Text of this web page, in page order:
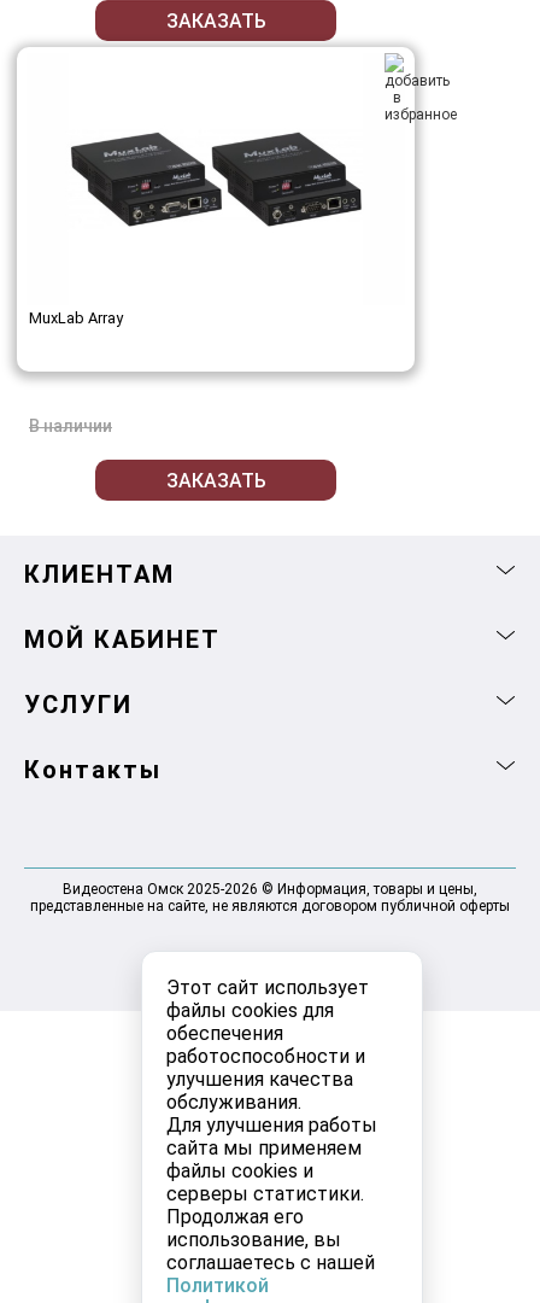
Этот сайт использует
файлы cookies для
обеспечения
работоспособности и
улучшения качества
обслуживания.
Для улучшения работы
сайта мы применяем
файлы cookies и
серверы статистики.
Продолжая его
использование, вы
соглашаетесь с нашей
Политикой
ЗАКАЗАТЬ
MuxLab Array
В наличии
ЗАКАЗАТЬ
КЛИЕНТАМ
МОЙ КАБИНЕТ
УСЛУГИ
Контакты
Видеостена Омск 2025-2026 © Информация, товары и цены,
представленные на сайте, не являются договором публичной оферты